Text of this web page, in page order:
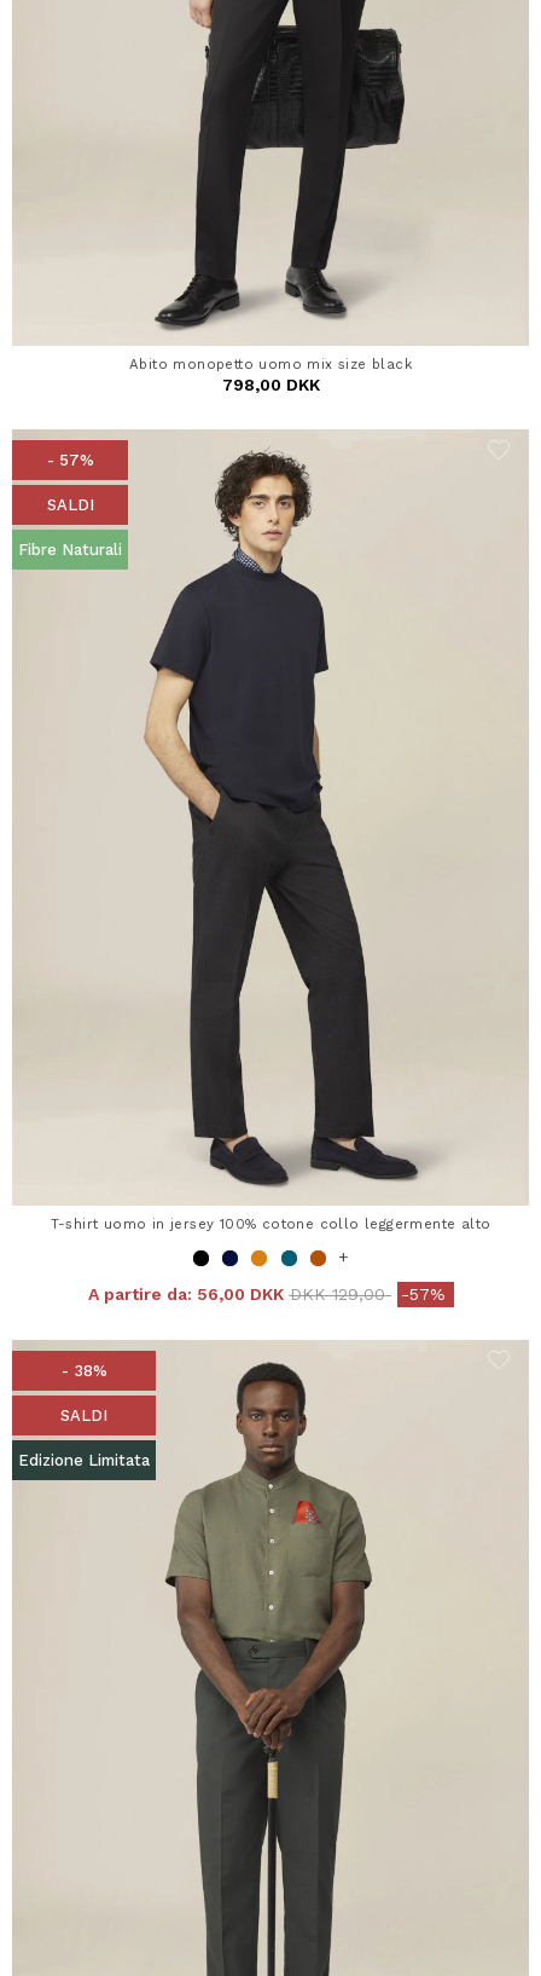
Abito monopetto uomo mix size black
798,00 DKK
- 57%
SALDI
Fibre Naturali
T-shirt uomo in jersey 100% cotone collo leggermente alto
+
A partire da: 56,00 DKK Price reduced from
DKK 129,00to-57%
- 38%
SALDI
Edizione Limitata